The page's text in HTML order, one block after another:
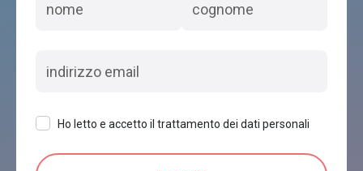
Ho letto e accetto il trattamento dei dati personali